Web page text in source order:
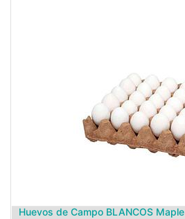
Huevos de Campo BLANCOS Maple